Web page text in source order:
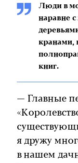
Люди в
наравне
кранами,
книг.
— Главные
я дружу
в нашем